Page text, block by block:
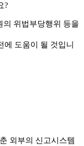
?
의 위법부당행위 등을
에 도움이 될 것입니
외부의 신고시스템